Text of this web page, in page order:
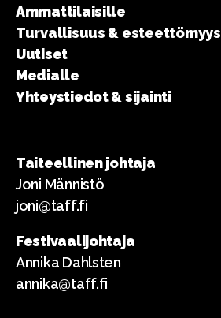
Ammattilaisille
Turvallisuus & esteettömyys
Uutiset
Medialle
Yhteystiedot & sijainti
Taiteellinen johtaja
Joni Männistö
joni@taff.fi
Festivaalijohtaja
Annika Dahlsten
annika@taff.fi